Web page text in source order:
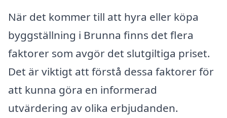
När det kommer till att hyra eller köpa
byggställning i Brunna finns det flera
faktorer som avgör det slutgiltiga priset.
Det är viktigt att förstå dessa faktorer för
att kunna göra en informerad
utvärdering av olika erbjudanden.